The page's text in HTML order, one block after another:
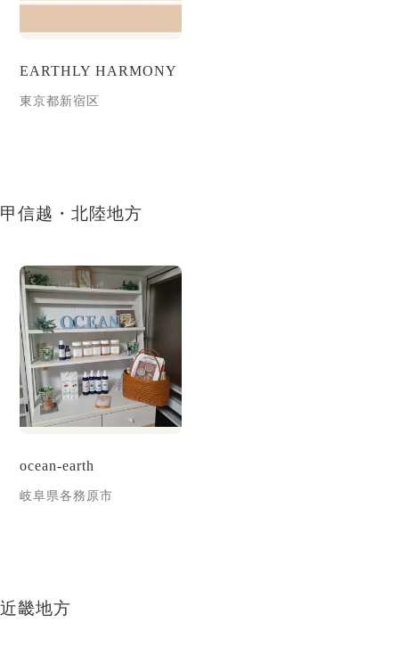
EARTHLY HARMONY
東京都新宿区
甲信越・北陸地方
ocean-earth
岐阜県各務原市
近畿地方